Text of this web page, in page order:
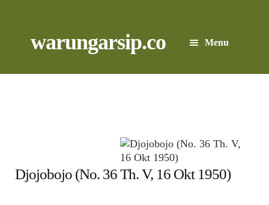
to
to
warungarsip.co Menu
Beranda
Foto
Djojobojo (No. 36 Th. V, 16 Okt 1950)